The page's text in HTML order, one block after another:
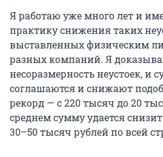
Я работаю уже много лет и
практику снижения таких
выставленных физическим
разных компаний. Я
несоразмерность неустоек, и
соглашаются и снижают
рекорд — с220 тысяч до20
среднем сумму удается
30–50 тысяч рублей по всей